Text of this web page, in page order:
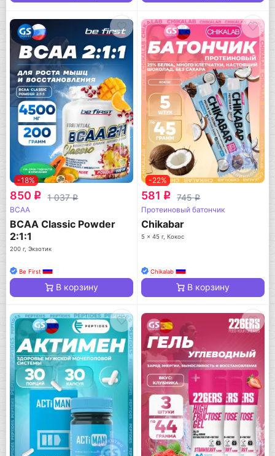
-18%
850 q 1 037q
BCAA
BCAA Classic Powder
2:1:1
200 г, Экзотик
Be First
В корзину
-22%
581 q 745q
Протеиновый батончик
Chikabar
5 x 45 г, Кокос
Chikalab
В корзину